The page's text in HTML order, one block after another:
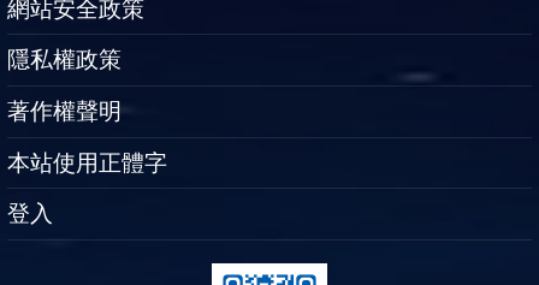
網站安全政策
隱私權政策
著作權聲明
本站使用正體字
登入